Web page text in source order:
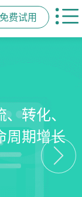
费试用
、试听转
队
流程、智
长期价值
、丰富
增长
转化、
周期增长